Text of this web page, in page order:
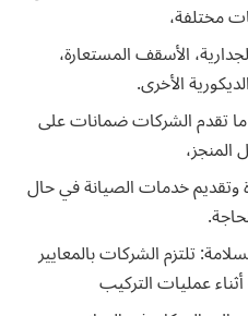
مختلفة،
الأسقف المستعارة،
الأخرى.
تقدم الشركات ضمانات على
المنجز،
وتقديم خدمات الصيانة في حال
تلتزم الشركات بالمعايير
عمليات التركيب